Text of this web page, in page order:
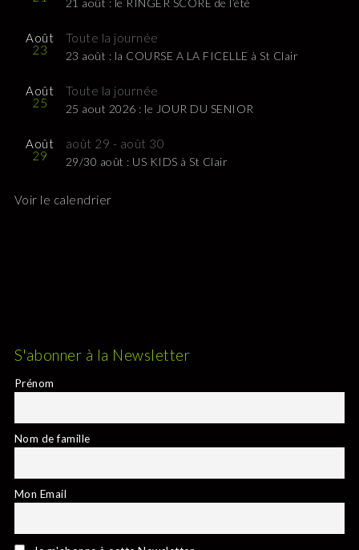
21 août : le RINGER SCORE de l’été
Août
23
Toute la journée
23 août : la COURSE A LA FICELLE à St Clair
Août
25
Toute la journée
25 aout 2026 : le JOUR DU SENIOR
Août
29
août 29 - août 30
29/30 août : US KIDS à St Clair
Voir le calendrier
S'abonner à la Newsletter
Prénom
Nom de famille
Mon Email